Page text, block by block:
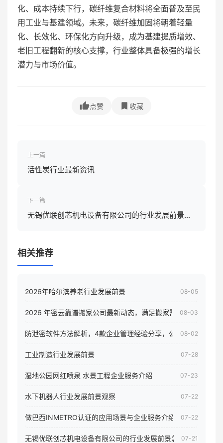
化、成本持续下行，碳纤维复合材料将全面普及至民
用工业与基建领域。未来，碳纤维加固将朝着轻量
化、长效化、环保化方向升级，成为基建提质增效、
老旧工程翻新的核心支撑，行业整体具备极强的增长
潜力与市场价值。
点赞 收藏
上一篇
活性炭行业最新资讯
下一篇
无锡优联创芯机电设备有限公司的行业发展前景怎
相关推荐
2026年哈尔滨养老行业发展前景 08-05
2026 年密云靠谱搬家公司最新动态，满足搬家需求！08-03
防泄密软件方法解析，4款企业管理经验分享，公司员工电脑核
08-02
工业制造行业发展前景 07-28
湿地公园网红喷泉 水景工程企业服务介绍 07-23
水下机器人行业发展前景观察 07-22
做巴西INMETRO认证的应用场景与企业服务介绍 07-22
无锡优联创芯机电设备有限公司的行业发展前景怎样07-21